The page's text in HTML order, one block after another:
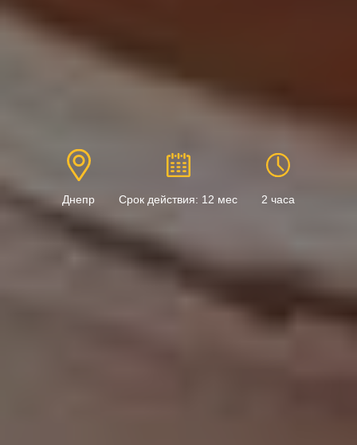
Днепр Срок действия: 12 мес 2 часа